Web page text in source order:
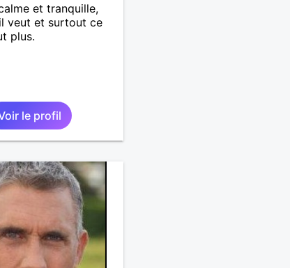
et tranquille,
veut et surtout ce
plus.
le profil